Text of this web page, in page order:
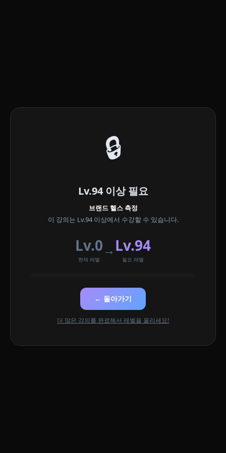
🔒
Lv.94 이상 필요
브랜드 헬스 측정
이 강의는 Lv.94 이상에서 수강할 수 있습니다.
Lv.0
현재 레벨
→ Lv.94
필요 레벨
← 돌아가기
더 많은 강의를 완료해서 레벨을 올리세요!